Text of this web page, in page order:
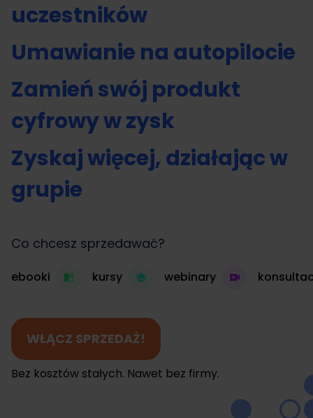
uczestników
Umawianie na autopilocie
Zamień swój produkt
cyfrowy w zysk
Zyskaj więcej, działając w
grupie
Co chcesz sprzedawać?
ebooki kursy webinary
WŁĄCZ SPRZEDAŻ!
Bez kosztów stałych. Nawet bez firmy.